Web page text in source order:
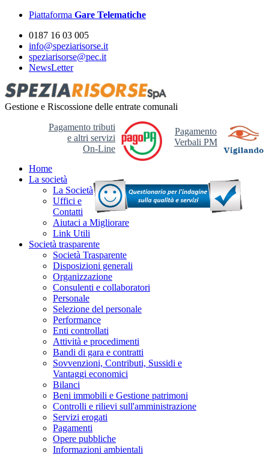
Piattaforma Gare Telematiche
0187 16 03 005
info@speziarisorse.it
speziarisorse@pec.it
NewsLetter
Gestione e Riscossione delle entrate comunali
Pagamento
Verbali PM
Pagamento tributi
e altri servizi
On-Line
Home
La società
La Società
Uffici e
Contatti
Aiutaci a Migliorare
Link Utili
Società trasparente
Società Trasparente
Disposizioni generali
Organizzazione
Consulenti e collaboratori
Personale
Selezione del personale
Performance
Enti controllati
Attività e procedimenti
Bandi di gara e contratti
Sovvenzioni, Contributi, Sussidi e
Vantaggi economici
Bilanci
Beni immobili e Gestione patrimoni
Controlli e rilievi sull'amministrazione
Servizi erogati
Pagamenti
Opere pubbliche
Informazioni ambientali